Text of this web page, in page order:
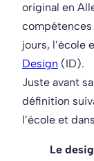
original en
jours, l’école
Design (ID).
Juste avant
définition
l’école et
Le